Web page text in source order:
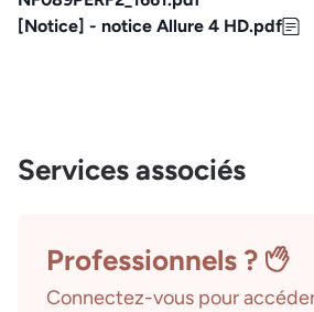
[Notice] - notice Allure 4 HD.pdf
Services associés
Professionnels ?
Connectez-vous pour